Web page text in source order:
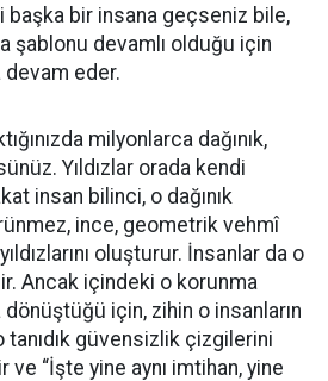
başka bir insana geçseniz bile,
şablonu devamlı olduğu için
devam eder.
milyonlarca dağınık,
Yıldızlar orada kendi
insan bilinci, o dağınık
ince, geometrik vehmî
oluşturur. İnsanlar da o
Ancak içindeki o korunma
dönüştüğü için, zihin o insanların
tanıdık güvensizlik çizgilerini
ve “İşte yine aynı imtihan, yine